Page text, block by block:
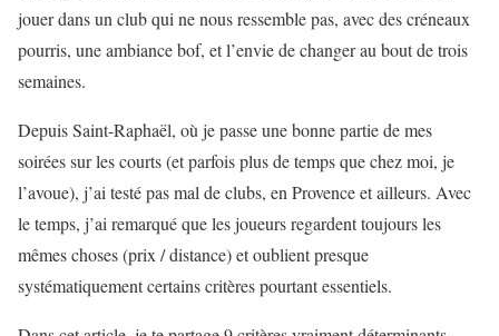
jouer dans un club qui ne nous ressemble pas, avec des créneaux
pourris, une ambiance bof, et l’envie de changer au bout de trois
semaines.
Depuis Saint-Raphaël, où je passe une bonne partie de mes
soirées sur les courts (et parfois plus de temps que chez moi, je
l’avoue), j’ai testé pas mal de clubs, en Provence et ailleurs. Avec
le temps, j’ai remarqué que les joueurs regardent toujours les
mêmes choses (prix / distance) et oublient presque
systématiquement certains critères pourtant essentiels.